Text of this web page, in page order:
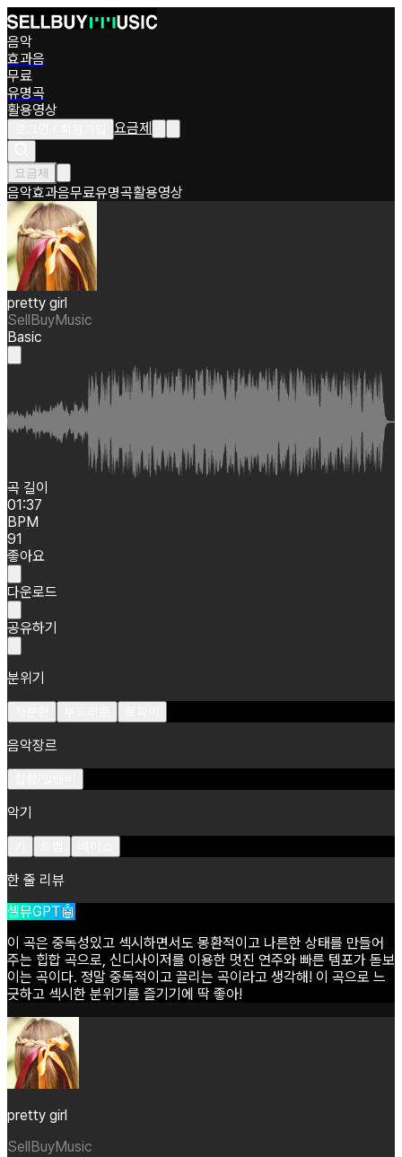
음악
효과음
무료
유명곡
활용영상
요금제
요금제
음악효과음무료유명곡활용영상
pretty girl
SellBuyMusic
Basic
곡 길이
01:37
BPM
91
좋아요
다운로드
공유하기
분위기
음악장르
악기
한 줄 리뷰
셀뮤GPT🤖
이 곡은 중독성있고 섹시하면서도 몽환적이고 나른한 상태를 만들어
주는 힙합 곡으로, 신디사이저를 이용한 멋진 연주와 빠른 템포가 돋보
이는 곡이다. 정말 중독적이고 끌리는 곡이라고 생각해! 이 곡으로 느
긋하고 섹시한 분위기를 즐기기에 딱 좋아!
pretty girl
SellBuyMusic